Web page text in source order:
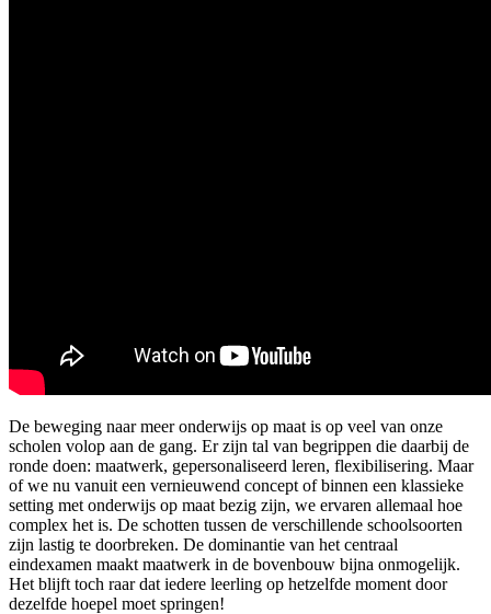
De beweging naar meer onderwijs op maat is op veel van onze
scholen volop aan de gang. Er zijn tal van begrippen die daarbij de
ronde doen: maatwerk, gepersonaliseerd leren, flexibilisering. Maar
of we nu vanuit een vernieuwend concept of binnen een klassieke
setting met onderwijs op maat bezig zijn, we ervaren allemaal hoe
complex het is. De schotten tussen de verschillende schoolsoorten
zijn lastig te doorbreken. De dominantie van het centraal
eindexamen maakt maatwerk in de bovenbouw bijna onmogelijk.
Het blijft toch raar dat iedere leerling op hetzelfde moment door
dezelfde hoepel moet springen!